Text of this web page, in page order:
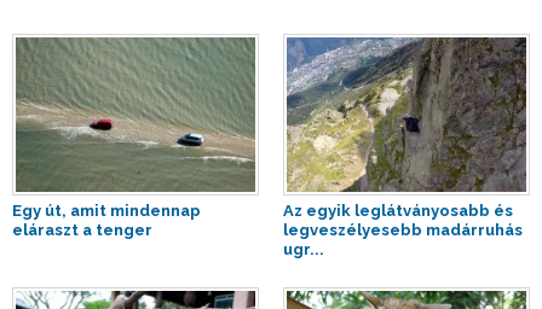
Egy út, amit mindennap
eláraszt a tenger
Az egyik leglátványosabb és
legveszélyesebb madárruhás
ugr...